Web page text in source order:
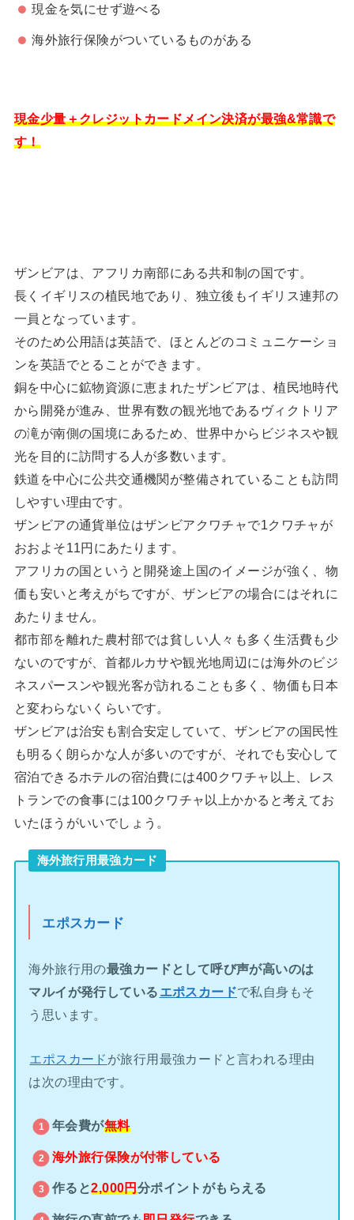
現金を気にせず遊べる
海外旅行保険がついているものがある
現金少量＋クレジットカードメイン決済が最強&常識で
す！
ザンビアは、アフリカ南部にある共和制の国です。
長くイギリスの植民地であり、独立後もイギリス連邦の
一員となっています。
そのため公用語は英語で、ほとんどのコミュニケーショ
ンを英語でとることができます。
銅を中心に鉱物資源に恵まれたザンビアは、植民地時代
から開発が進み、世界有数の観光地であるヴィクトリア
の滝が南側の国境にあるため、世界中からビジネスや観
光を目的に訪問する人が多数います。
鉄道を中心に公共交通機関が整備されていることも訪問
しやすい理由です。
ザンビアの通貨単位はザンビアクワチャで1クワチャが
おおよそ11円にあたります。
アフリカの国というと開発途上国のイメージが強く、物
価も安いと考えがちですが、ザンビアの場合にはそれに
あたりません。
都市部を離れた農村部では貧しい人々も多く生活費も少
ないのですが、首都ルカサや観光地周辺には海外のビジ
ネスパースンや観光客が訪れることも多く、物価も日本
と変わらないくらいです。
ザンビアは治安も割合安定していて、ザンビアの国民性
も明るく朗らかな人が多いのですが、それでも安心して
宿泊できるホテルの宿泊費には400クワチャ以上、レス
トランでの食事には100クワチャ以上かかると考えてお
いたほうがいいでしょう。
海外旅行用最強カード
エポスカード
海外旅行用の最強カードとして呼び声が高いのは
マルイが発行している エポスカードで私自身もそ
う思います。
エポスカード が旅行用最強カードと言われる理由
は次の理由です。
年会費が無料
海外旅行保険が付帯している
作ると2,000円分ポイントがもらえる